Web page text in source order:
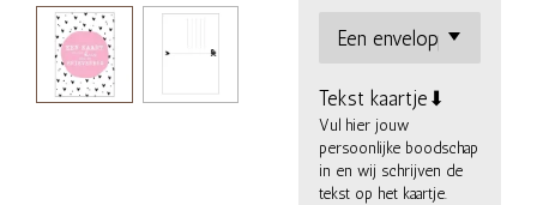
Tekst kaartje⬇
Vul hier jouw
persoonlijke boodschap
in en wij schrijven de
tekst op het kaartje.